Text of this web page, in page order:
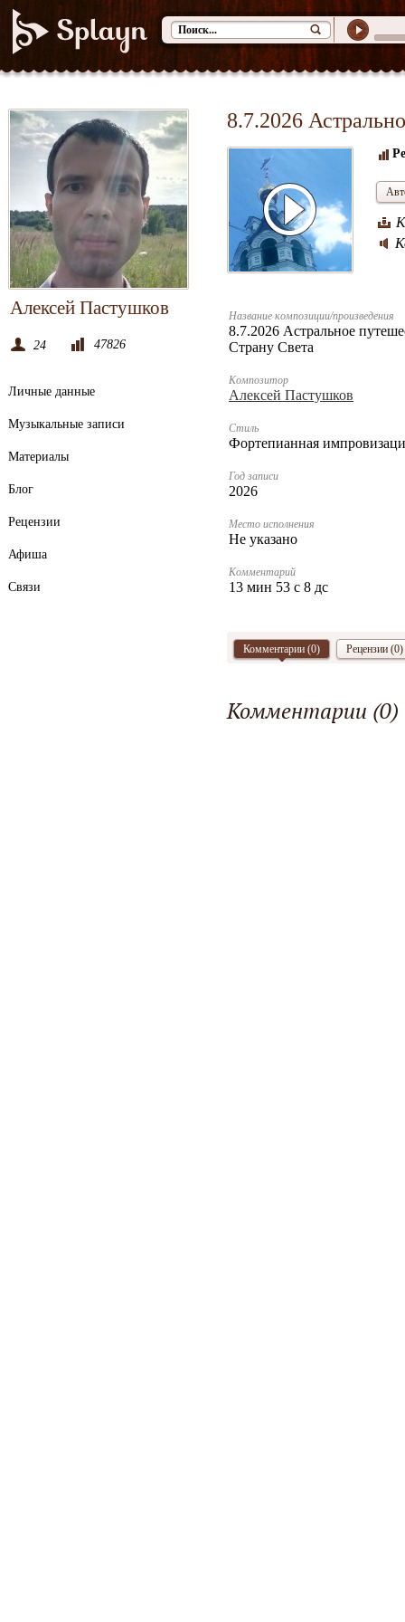
Алексей Пастушков
24 47826
Личные данные
Музыкальные записи
Материалы
Блог
Рецензии
Афиша
Связи
8.7.2026
Название композиции/произведения
8.7.2026 Астральное
Страну Света
Композитор
Алексей Пастушков
Стиль
Фортепианная
Год записи
2026
Место исполнения
Не указано
Комментарий
13 мин 53 с 8 дс
Комментарии (0) Рецензии (0)
Комментарии (0)